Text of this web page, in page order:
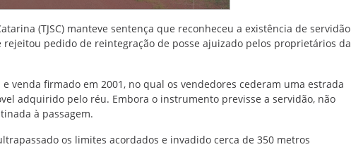
(TJSC) manteve sentença que reconheceu a existência de servidão
rejeitou pedido de reintegração de posse ajuizado pelos proprietários da
venda firmado em 2001, no qual os vendedores cederam uma estrada
adquirido pelo réu. Embora o instrumento previsse a servidão, não
à passagem.
os limites acordados e invadido cerca de 350 metros